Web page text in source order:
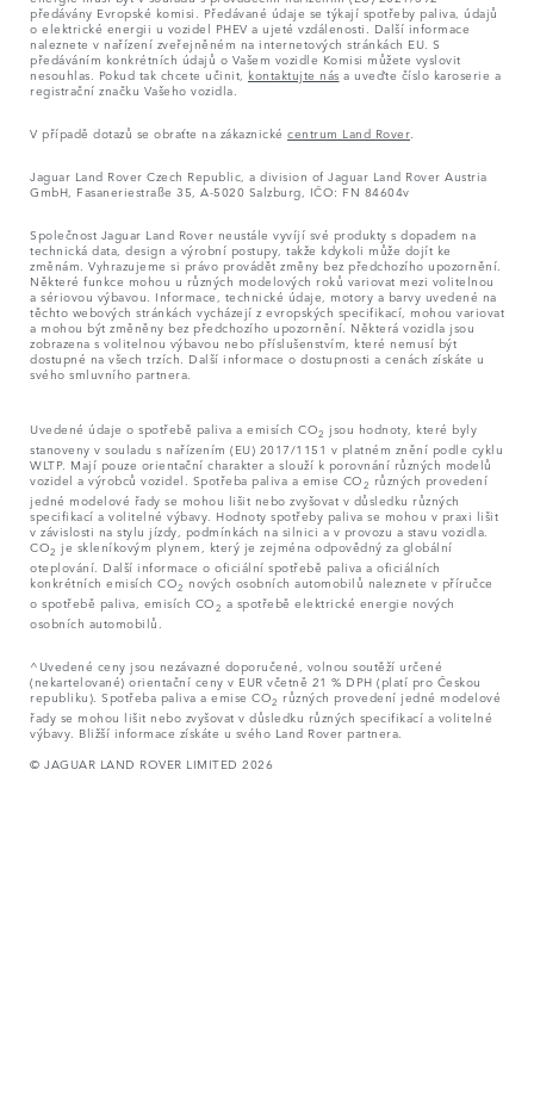
předávány Evropské komisi. Předávané údaje se týkají spotřeby paliva, údajů
o elektrické energii u vozidel PHEV a ujeté vzdálenosti. Další informace
naleznete v nařízení zveřejněném na internetových stránkách EU. S
předáváním konkrétních údajů o Vašem vozidle Komisi můžete vyslovit
nesouhlas. Pokud tak chcete učinit, kontaktujte nás a uveďte číslo karoserie a
registrační značku Vašeho vozidla.
V případě dotazů se obraťte na zákaznické centrum Land Rover
Jaguar Land Rover Czech Republic, a division of Jaguar Land Rover Austria
GmbH, Fasaneriestraße 35, A-5020 Salzburg, IČO: FN 84604v
Společnost Jaguar Land Rover neustále vyvíjí své produkty s dopadem na
technická data, design a výrobní postupy, takže kdykoli může dojít ke
změnám. Vyhrazujeme si právo provádět změny bez předchozího upozornění.
Některé funkce mohou u různých modelových roků variovat mezi volitelnou
a sériovou výbavou. Informace, technické údaje, motory a barvy uvedené na
těchto webových stránkách vycházejí z evropských specifikací, mohou variovat
a mohou být změněny bez předchozího upozornění. Některá vozidla jsou
zobrazena s volitelnou výbavou nebo příslušenstvím, které nemusí být
dostupné na všech trzích. Další informace o dostupnosti a cenách získáte u
svého smluvního partnera.
Uvedené údaje o spotřebě paliva a emisích CO2 jsou hodnoty, které byly
stanoveny v souladu s nařízením (EU) 2017/1151 v platném znění podle cyklu
WLTP. Mají pouze orientační charakter a slouží k porovnání různých modelů
vozidel a výrobců vozidel. Spotřeba paliva a emise CO2 různých provedení
jedné modelové řady se mohou lišit nebo zvyšovat v důsledku různých
specifikací a volitelné výbavy. Hodnoty spotřeby paliva se mohou v praxi lišit
v závislosti na stylu jízdy, podmínkách na silnici a v provozu a stavu vozidla.
CO2 je skleníkovým plynem, který je zejména odpovědný za globální
oteplování. Další informace o oficiální spotřebě paliva a oficiálních
konkrétních emisích CO2 nových osobních automobilů naleznete v příručce
o spotřebě paliva, emisích CO2 a spotřebě elektrické energie nových
osobních automobilů.
^Uvedené ceny jsou nezávazné doporučené, volnou soutěží určené
(nekartelované) orientační ceny v EUR včetně 21 % DPH (platí pro Českou
republiku). Spotřeba paliva a emise CO2 různých provedení jedné modelové
řady se mohou lišit nebo zvyšovat v důsledku různých specifikací a volitelné
výbavy. Bližší informace získáte u svého Land Rover partnera.
© JAGUAR LAND ROVER LIMITED 2026